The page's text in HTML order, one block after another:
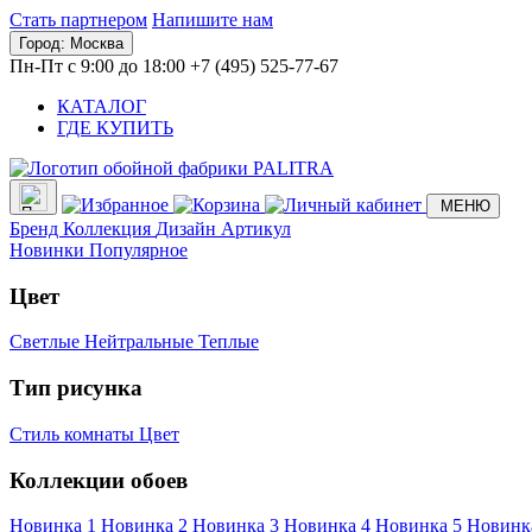
Стать партнером Напишите нам
Город: Москва
Пн-Пт с 9:00 до 18:00 +7 (495) 525-77-67
КАТАЛОГ
ГДЕ КУПИТЬ
МЕНЮ
Бренд Коллекция Дизайн Артикул
Новинки Популярное
Цвет
Светлые Нейтральные Теплые
Тип рисунка
Стиль комнаты Цвет
Коллекции обоев
Новинка 1 Новинка 2 Новинка 3 Новинка 4 Новинка 5